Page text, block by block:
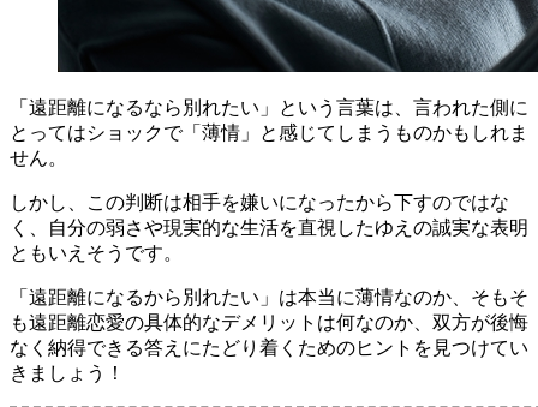
「遠距離になるなら別れたい」という言葉は、言われた側に
とってはショックで「薄情」と感じてしまうものかもしれま
せん。
しかし、この判断は相手を嫌いになったから下すのではな
く、自分の弱さや現実的な生活を直視したゆえの誠実な表明
ともいえそうです。
「遠距離になるから別れたい」は本当に薄情なのか、そもそ
も遠距離恋愛の具体的なデメリットは何なのか、双方が後悔
なく納得できる答えにたどり着くためのヒントを見つけてい
きましょう！